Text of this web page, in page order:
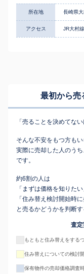
所在地 長崎県
アクセス JR大村
最初から売
「売ることを決めてな
そんな不安をもつ方も
実際に売却した人のう
です。
約6割の人は
「まずは価格を知りたい
「住み替え検討開始時
と売るかどうかを判断
査
もともと住み替えをする
住み替えについての検討
保有物件の売却価格調査